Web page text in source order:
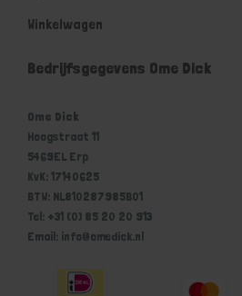
Winkelwagen
Bedrijfsgegevens Ome Dick
Ome Dick
Hoogstraat 11
5469EL Erp
KvK: 17140625
BTW: NL810287985B01
Tel: +31 (0) 85 20 20 913
Email: info@omedick.nl